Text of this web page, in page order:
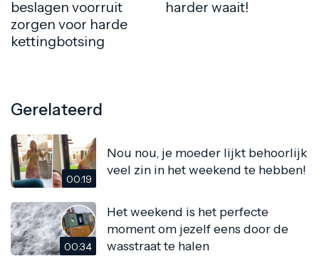
beslagen voorruit
zorgen voor harde
kettingbotsing
harder waait!
Gerelateerd
00:19
Nou nou, je moeder lijkt behoorlijk
veel zin in het weekend te hebben!
00:34
Het weekend is het perfecte
moment om jezelf eens door de
wasstraat te halen